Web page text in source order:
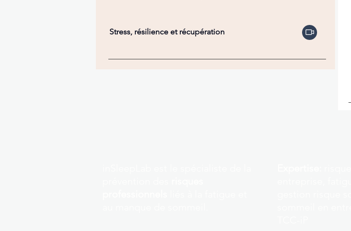
Stress, résilience et récupération